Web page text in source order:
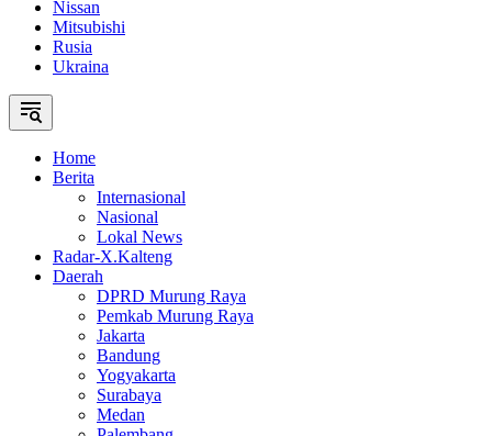
Nissan
Mitsubishi
Rusia
Ukraina
Home
Berita
Internasional
Nasional
Lokal News
Radar-X.Kalteng
Daerah
DPRD Murung Raya
Pemkab Murung Raya
Jakarta
Bandung
Yogyakarta
Surabaya
Medan